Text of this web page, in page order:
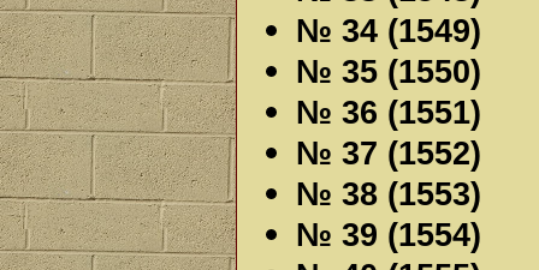
№ 34 (1549)
№ 35 (1550)
№ 36 (1551)
№ 37 (1552)
№ 38 (1553)
№ 39 (1554)